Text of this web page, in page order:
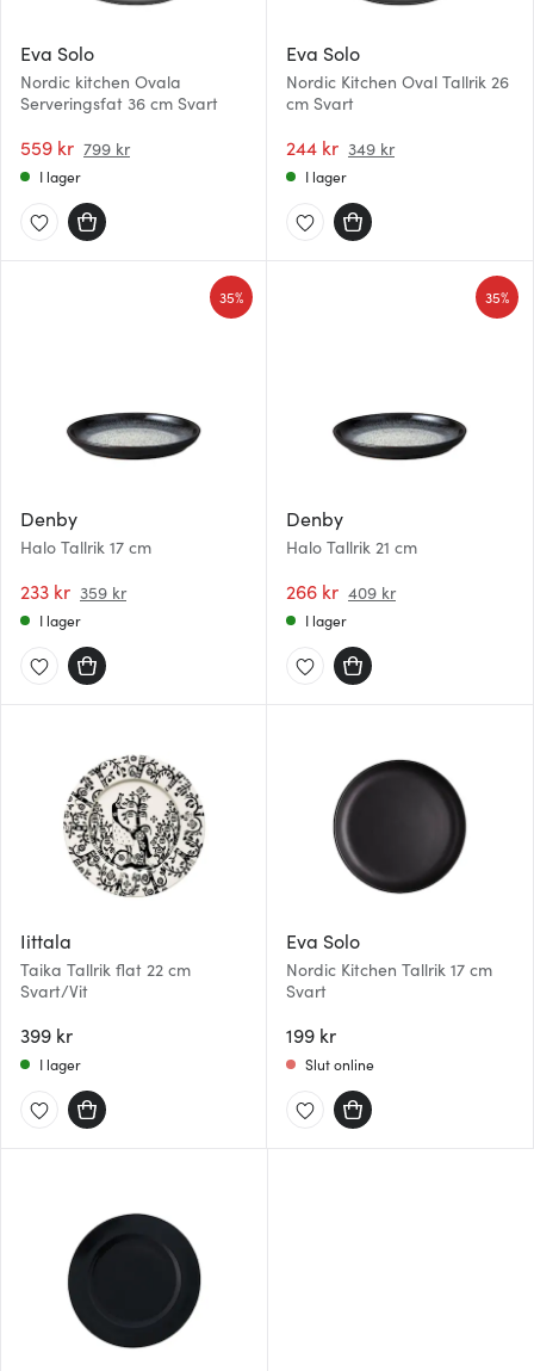
Eva Solo
Nordic kitchen Ovala
Serveringsfat 36 cm Svart
559 kr 799 kr
I lager
Eva Solo
Nordic Kitchen Oval Tallrik 26
cm Svart
244 kr 349 kr
I lager
Denby
Halo Tallrik 17 cm
233 kr 359 kr
35%
I lager
Denby
Halo Tallrik 21 cm
266 kr 409 kr
35%
I lager
Iittala
Taika Tallrik flat 22 cm
Svart/Vit
399 kr
I lager
Eva Solo
Nordic Kitchen Tallrik 17 cm
Svart
199 kr
Slut online